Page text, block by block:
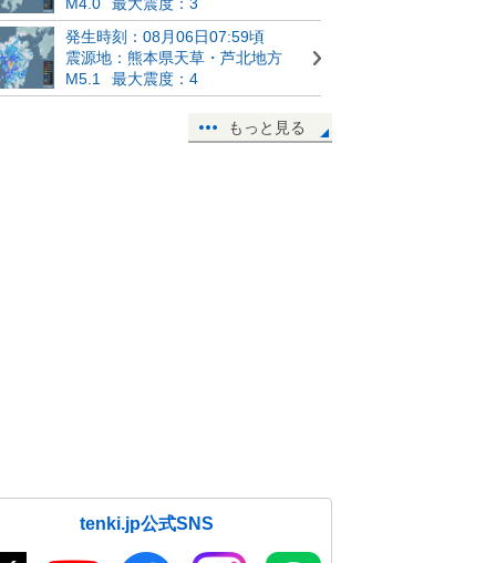
発生時刻：08月06日07:59頃
震源地：熊本県天草・芦北地方
M5.1
最大震度：4
もっと見る
tenki.jp公式SNS